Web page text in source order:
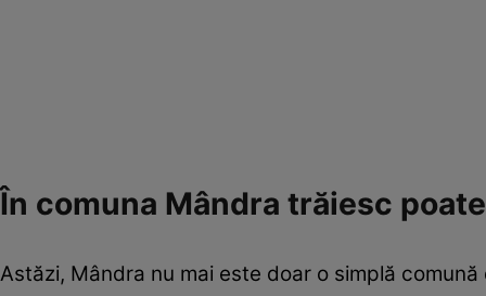
În comuna Mândra trăiesc
Astăzi, Mândra nu mai este doar o simplă